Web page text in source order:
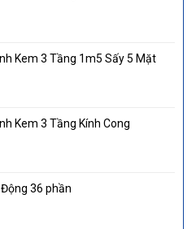
Kem 3 Tầng 1m5 Sấy 5 Mặt
Kem 3 Tầng Kính Cong
36 phần